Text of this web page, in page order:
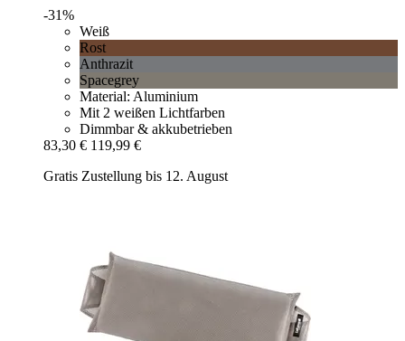
-31%
Weiß
Rost
Anthrazit
Spacegrey
Material: Aluminium
Mit 2 weißen Lichtfarben
Dimmbar & akkubetrieben
83,30 € 119,99 €
Gratis Zustellung bis 12. August